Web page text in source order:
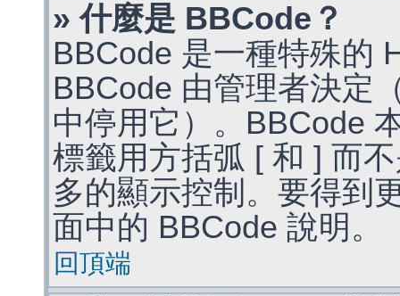
» 什麼是 BBCode？
BBCode 是一種特殊的
BBCode 由管理者決定
中停用它）。BBCode
標籤用方括弧 [ 和 ] 而
多的顯示控制。要得到
面中的 BBCode 說明。
回頂端